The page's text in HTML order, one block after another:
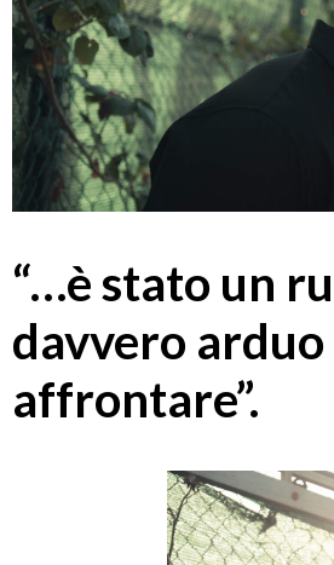
“…è stato un
davvero arduo
affrontare”.